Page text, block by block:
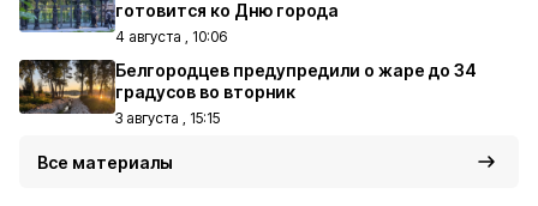
готовится ко Дню города
4 августа , 10:06
Белгородцев предупредили о жаре до 34
градусов во вторник
3 августа , 15:15
Все материалы